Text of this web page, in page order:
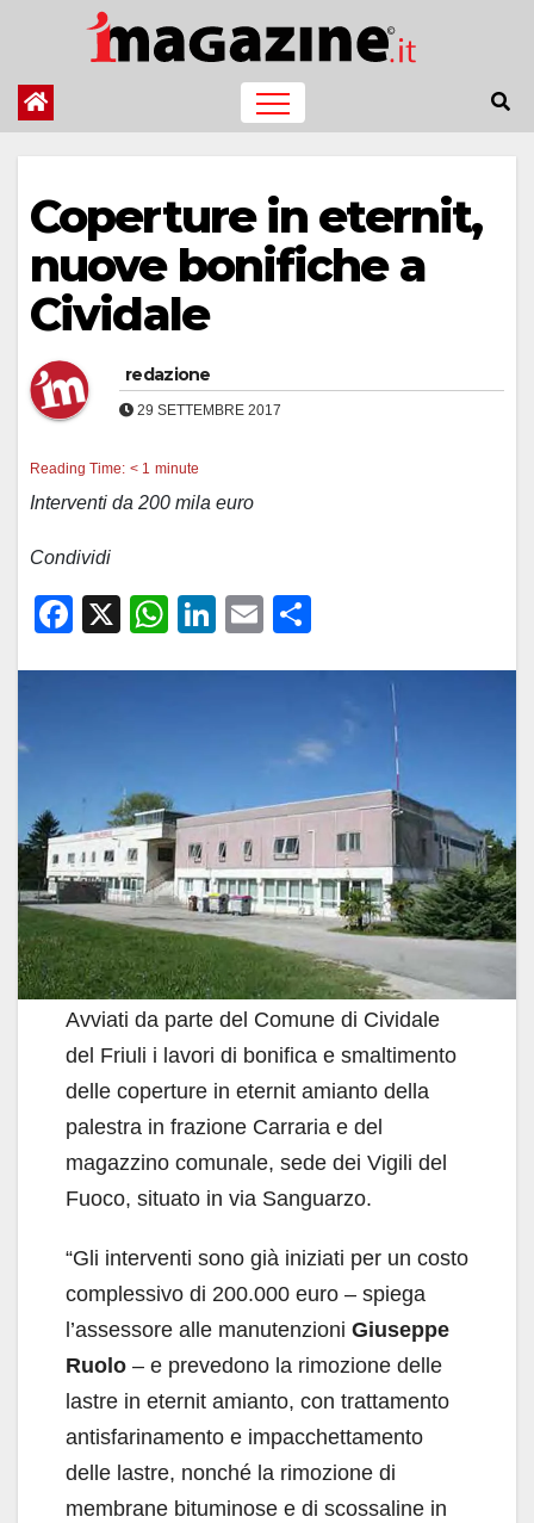
contenuto
Coperture in eternit,
nuove bonifiche a
Cividale
redazione
29 SETTEMBRE 2017
Reading Time: < 1 minute
Interventi da 200 mila euro
Condividi
F
o
o
k
X
W
p
p
Li
n
E
di
vi
di
Avviati da parte del Comune di Cividale
del Friuli i lavori di bonifica e smaltimento
delle coperture in eternit amianto della
palestra in frazione Carraria e del
magazzino comunale, sede dei Vigili del
Fuoco, situato in via Sanguarzo.
“Gli interventi sono già iniziati per un costo
complessivo di 200.000 euro – spiega
l’assessore alle manutenzioni Giuseppe
Ruolo – e prevedono la rimozione delle
lastre in eternit amianto, con trattamento
antisfarinamento e impacchettamento
delle lastre, nonché la rimozione di
membrane bituminose e di scossaline in